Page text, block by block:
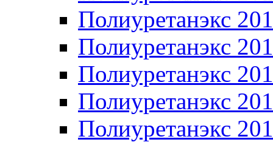
Полиуретанэкс
Полиуретанэкс
Полиуретанэкс
Полиуретанэкс
Полиуретанэкс